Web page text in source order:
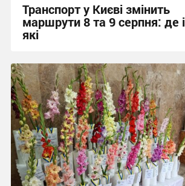
Транспорт у Києві змінить
маршрути 8 та 9 серпня: де і
які
01:37 сьогодні